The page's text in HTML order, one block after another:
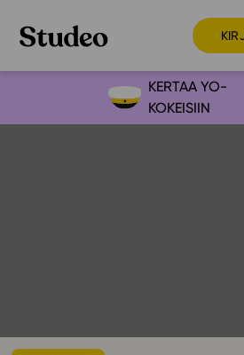
Preppaaja
Yläkoulu
KERTAA YO-
KOKEISIIN